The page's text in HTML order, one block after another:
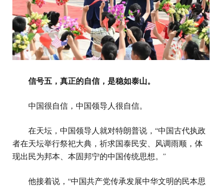
信号五，真正的自信，是稳如泰山。
中国很自信，中国领导人很自信。
在天坛，中国领导人就对特朗普说，“中国古代执政
者在天坛举行祭祀大典，祈求国泰民安、风调雨顺，体
现出民为邦本、本固邦宁的中国传统思想。”
他接着说，“中国共产党传承发展中华文明的民本思